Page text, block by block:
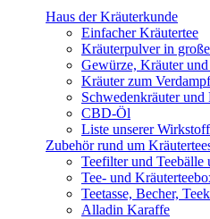
Haus der Kräuterkunde
Einfacher Kräutertee
Kräuterpulver in
Gewürze, Kräuter
Kräuter zum
Schwedenkräuter
CBD-Öl
Liste unserer
Zubehör rund um
Teefilter und Teebälle
Tee- und
Teetasse, Becher,
Alladin Karaffe